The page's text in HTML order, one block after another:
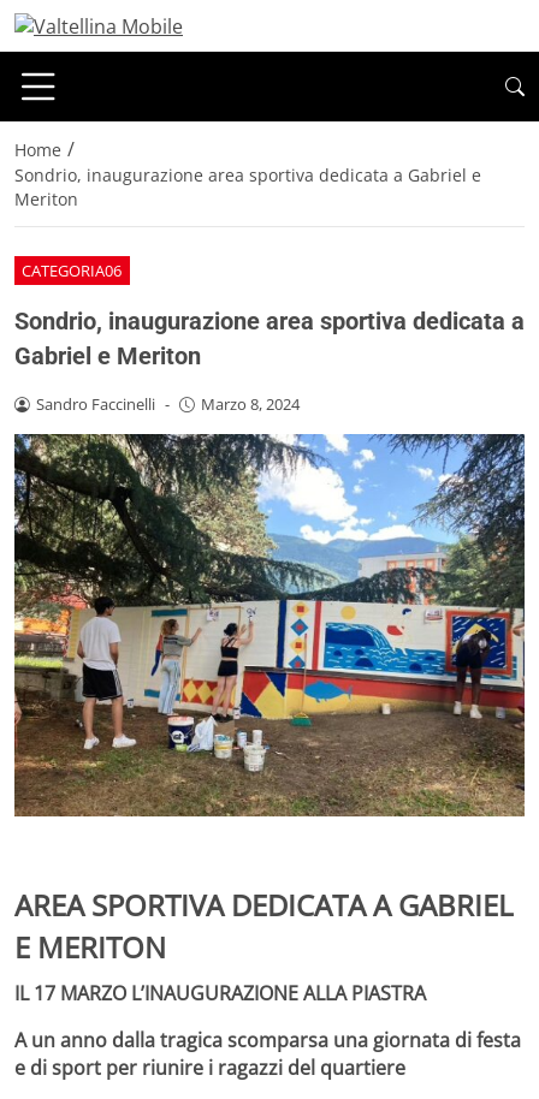
Home /
Sondrio, inaugurazione area sportiva dedicata a Gabriel e
Meriton
CATEGORIA06
Sondrio, inaugurazione area sportiva dedicata a
Gabriel e Meriton
Sandro Faccinelli - Marzo 8, 2024
AREA SPORTIVA DEDICATA A GABRIEL
E MERITON
IL 17 MARZO L’INAUGURAZIONE ALLA PIASTRA
A un anno dalla tragica scomparsa una giornata di festa
e di sport per riunire i ragazzi del quartiere